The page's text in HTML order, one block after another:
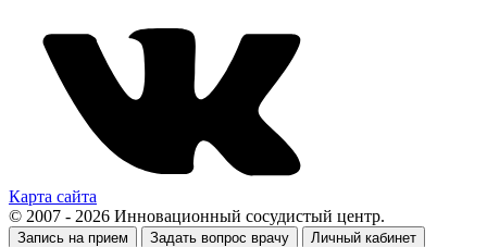
Карта сайта
© 2007 - 2026 Инновационный сосудистый центр.
Запись на прием Задать вопрос врачу
Личный кабинет